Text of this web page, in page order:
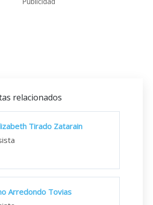
relacionados
Tirado Zatarain
Arredondo Tovias